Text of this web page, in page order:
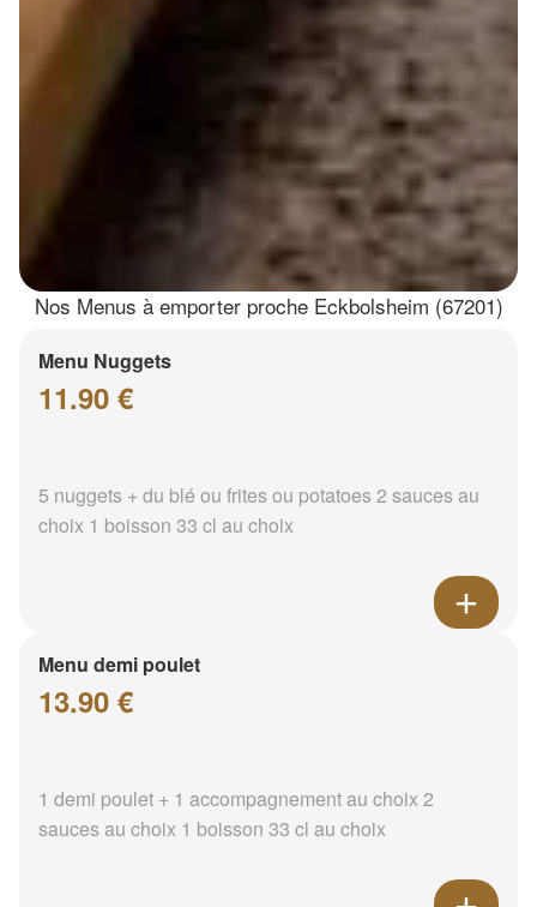
Nos Menus à emporter proche Eckbolsheim (67201)
Menu Nuggets
11.90 €
5 nuggets + du blé ou frites ou potatoes 2 sauces au
choix 1 boisson 33 cl au choix
Menu demi poulet
13.90 €
1 demi poulet + 1 accompagnement au choix 2
sauces au choix 1 boisson 33 cl au choix